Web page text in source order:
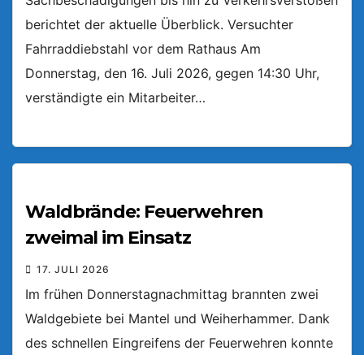
berichtet der aktuelle Überblick. Versuchter
Fahrraddiebstahl vor dem Rathaus Am
Donnerstag, den 16. Juli 2026, gegen 14:30 Uhr,
verständigte ein Mitarbeiter…
Waldbrände: Feuerwehren
zweimal im Einsatz
17. JULI 2026
Im frühen Donnerstagnachmittag brannten zwei
Waldgebiete bei Mantel und Weiherhammer. Dank
des schnellen Eingreifens der Feuerwehren konnte